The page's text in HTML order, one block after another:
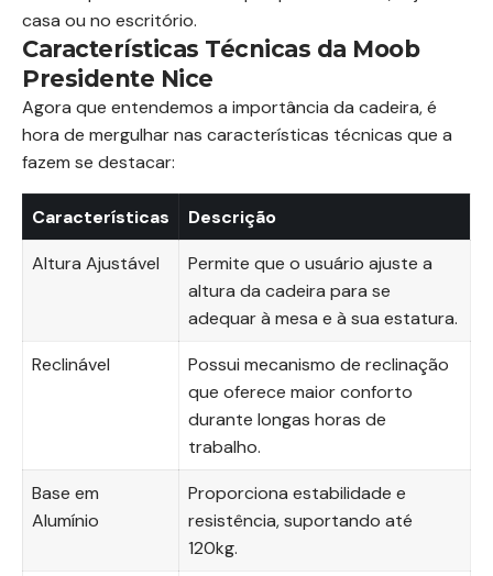
casa ou no escritório.
Características Técnicas da Moob
Presidente Nice
Agora que entendemos a importância da cadeira, é
hora de mergulhar nas características técnicas que a
fazem se destacar:
Características
Descrição
Altura Ajustável
Permite que o usuário ajuste a
altura da cadeira para se
adequar à mesa e à sua estatura.
Reclinável
Possui mecanismo de reclinação
que oferece maior conforto
durante longas horas de
trabalho.
Base em
Alumínio
Proporciona estabilidade e
resistência, suportando até
120kg.